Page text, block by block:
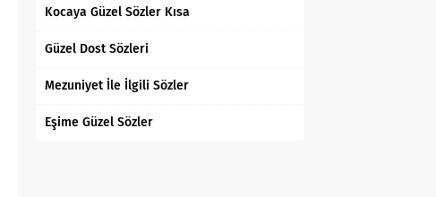
Kocaya Güzel Sözler Kısa
Güzel Dost Sözleri
Mezuniyet İle İlgili Sözler
Eşime Güzel Sözler